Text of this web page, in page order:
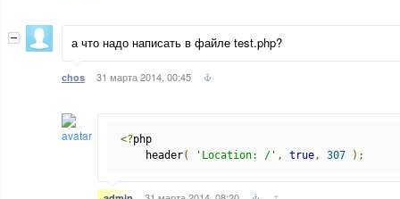
а что надо написать в файле test.php?
chos 31 марта 2014, 00:45
<?php
header( 'Location: /' , true, 307 );